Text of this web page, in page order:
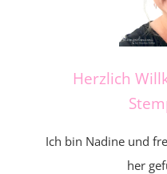
Herzlich
Ich bin Nadine und
her